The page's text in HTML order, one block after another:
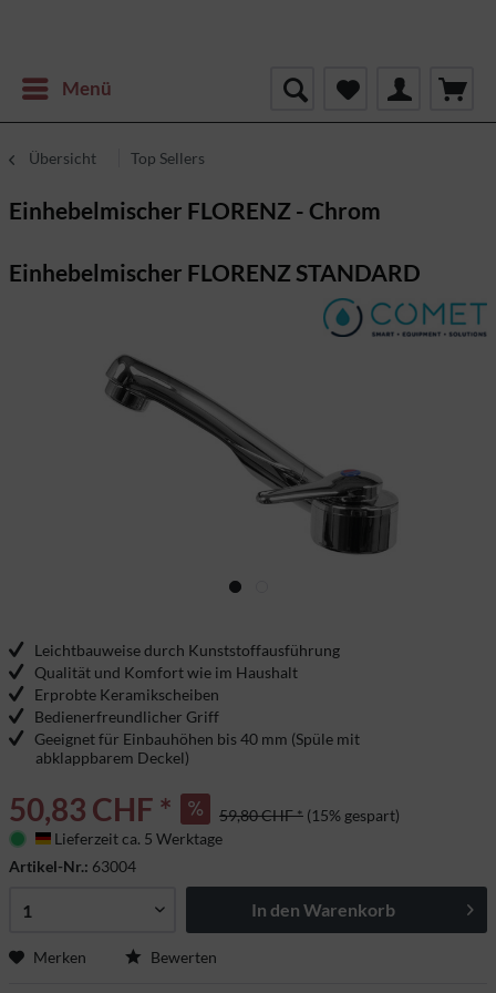
Menü
Übersicht Top Sellers
Einhebelmischer FLORENZ - Chrom
Einhebelmischer FLORENZ STANDARD
Leichtbauweise durch Kunststoffausführung
Qualität und Komfort wie im Haushalt
Erprobte Keramikscheiben
Bedienerfreundlicher Griff
Geeignet für Einbauhöhen bis 40 mm (Spüle mit
abklappbarem Deckel)
50,83 CHF * 59,80 CHF * (15% gespart)
Deutschland
Lieferzeit ca. 5 Werktage
Artikel-Nr.: 63004
In den Warenkorb
Merken Bewerten